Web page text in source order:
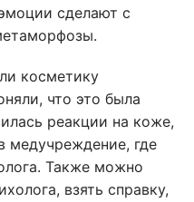
сделают с
косметику
что это была
реакции на коже,
медучреждение, где
Также можно
взять справку,